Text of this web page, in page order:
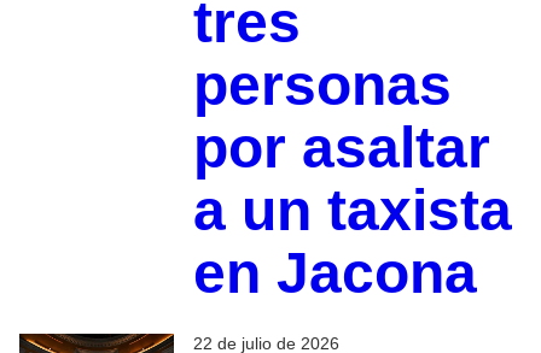
tres
personas
por asaltar
a un taxista
en Jacona
22 de julio de 2026